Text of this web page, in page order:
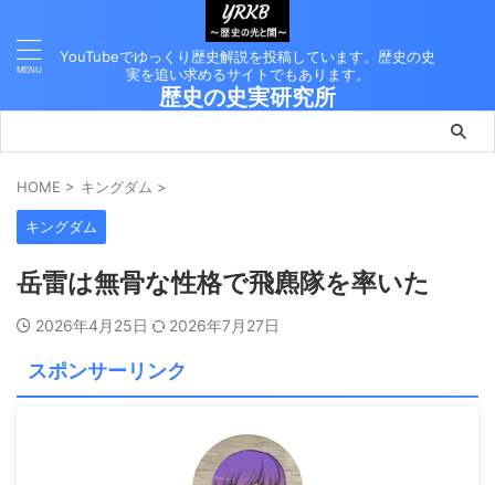
YouTubeでゆっくり歴史解説を投稿しています。歴史の史
実を追い求めるサイトでもあります。
歴史の史実研究所
HOME > キングダム >
キングダム
岳雷は無骨な性格で飛麃隊を率いた
2026年4月25日 2026年7月27日
スポンサーリンク